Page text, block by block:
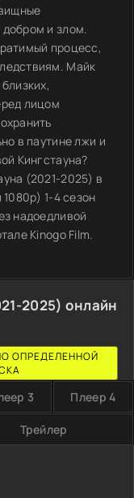
и злом.
процесс,
Майк
лицом
в паутине лжи и
Кингстауна?
(2021-2025) в
1-4 сезон
надоедливой
Kinogo Film.
2025) онлайн
ОПРЕДЕЛЕННОЙ
3 Плеер 4
Трейлер